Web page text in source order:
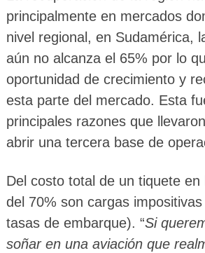
principalmente en mercados
nivel regional, en Sudamérica,
aún no alcanza el 65% por lo
oportunidad de crecimiento y
esta parte del mercado. Esta
principales razones que
abrir una tercera base de
Del costo total de un tiquete
del 70% son cargas
tasas de embarque). “Si
soñar en una aviación que